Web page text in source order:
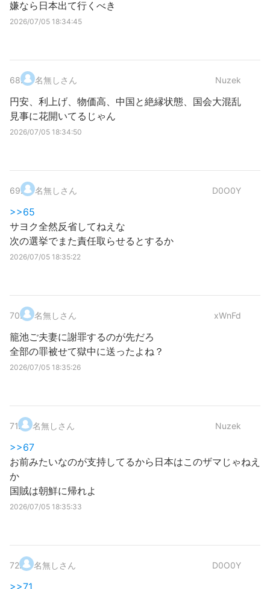
嫌なら日本出て行くべき
2026/07/05 18:34:45
68. 名無しさん Nuzek
円安、利上げ、物価高、中国と絶縁状態、国会大混乱
見事に花開いてるじゃん
2026/07/05 18:34:50
69. 名無しさん D0O0Y
>>65
サヨク全然反省してねえな
次の選挙でまた責任取らせるとするか
2026/07/05 18:35:22
70. 名無しさん xWnFd
籠池ご夫妻に謝罪するのが先だろ
全部の罪被せて獄中に送ったよね？
2026/07/05 18:35:26
71. 名無しさん Nuzek
>>67
お前みたいなのが支持してるから日本はこのザマじゃねえ
か
国賊は朝鮮に帰れよ
2026/07/05 18:35:33
72. 名無しさん D0O0Y